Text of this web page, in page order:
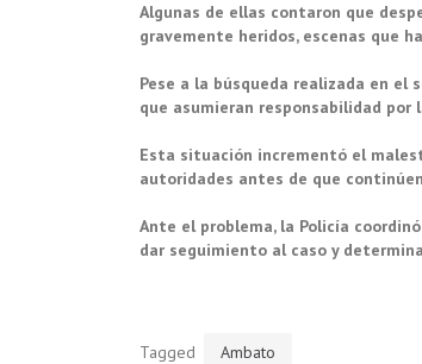
Algunas de ellas contaron que
gravemente heridos, escenas que
Pese a la búsqueda realizada en
que asumieran responsabilidad por
Esta situación incrementó el
autoridades antes de que
Ante el problema, la Policía
dar seguimiento al caso y
Tagged Ambato